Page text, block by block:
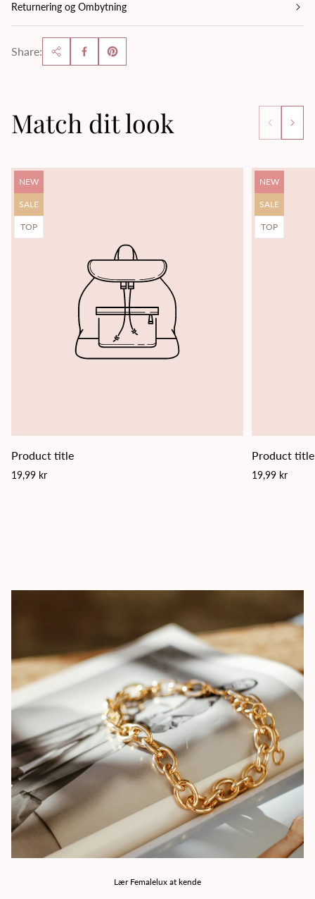
Returnering og Ombytning
Share:
Match dit look
Product
label:
NEW
Product
label:
SALE
Product
label:
TOP
Product title
Regular
19,99 kr
Product
label:
NEW
Product
label:
SALE
Product
label:
TOP
Product title
Regular
19,99 kr
Lær Femalelux at kende